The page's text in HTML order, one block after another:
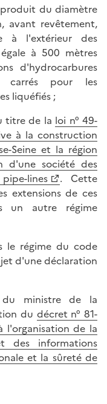
du diamètre
avant revêtement,
à l'extérieur des
à 500 mètres
d'hydrocarbures
pour les
liquéfiés ;
titre de la loi n° 49-
à la construction
Seine et la région
d'une société des
lines
. Cette
extensions de ces
un autre régime
le régime du code
d'une déclaration
du ministre de la
du décret n° 81-
l'organisation de la
des informations
et la sûreté de